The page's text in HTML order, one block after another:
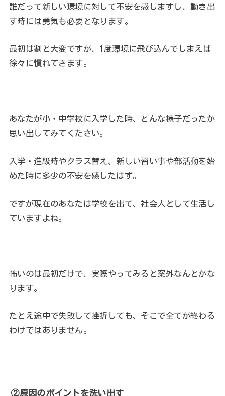
誰だって新しい環境に対して不安を感じますし、動き出
す時には勇気も必要となります。
最初は割と大変ですが、1度環境に飛び込んでしまえば
徐々に慣れてきます。
あなたが小・中学校に入学した時、どんな様子だったか
思い出してみてください。
入学・進級時やクラス替え、新しい習い事や部活動を始
めた時に多少の不安を感じたはず。
ですが現在のあなたは学校を出て、社会人として生活し
ていますよね。
怖いのは最初だけで、実際やってみると案外なんとかな
ります。
たとえ途中で失敗して挫折しても、そこで全てが終わる
わけではありません。
②原因のポイントを洗い出す